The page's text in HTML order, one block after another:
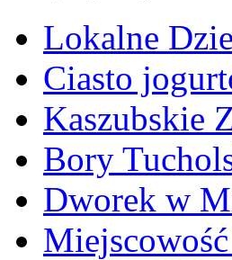
Lokalne
Ciasto
Kaszubskie
Bory
Dworek w